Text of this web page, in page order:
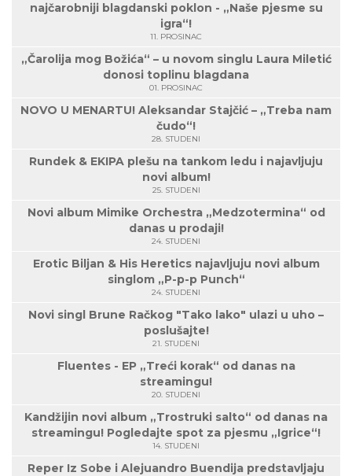
najčarobniji blagdanski poklon - „Naše pjesme su
igra“!
11. PROSINAC
„Čarolija mog Božića“ – u novom singlu Laura Miletić
donosi toplinu blagdana
01. PROSINAC
NOVO U MENARTU! Aleksandar Stajčić – „Treba nam
čudo“!
28. STUDENI
Rundek & EKIPA plešu na tankom ledu i najavljuju
novi album!
25. STUDENI
Novi album Mimike Orchestra „Medzotermina“ od
danas u prodaji!
24. STUDENI
Erotic Biljan & His Heretics najavljuju novi album
singlom „P-p-p Punch“
24. STUDENI
Novi singl Brune Račkog "Tako lako" ulazi u uho –
poslušajte!
21. STUDENI
Fluentes - EP „Treći korak“ od danas na
streamingu!
20. STUDENI
Kandžijin novi album „Trostruki salto“ od danas na
streamingu! Pogledajte spot za pjesmu „Igrice“!
14. STUDENI
Reper Iz Sobe i Alejuandro Buendija predstavljaju